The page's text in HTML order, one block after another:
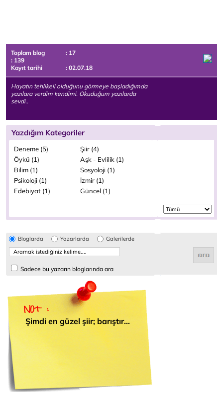
Toplam blog
: 17
: 139
Kayıt tarihi
: 02.07.18
Hayatın tehlikeli olduğunu görmeye başladığımda
yazılara verdim kendimi. Okuduğum yazılarda
sevdi..
Yazdığım Kategoriler
Deneme (5)
Şiir (4)
Öykü (1)
Aşk - Evlilik (1)
Bilim (1)
Sosyoloji (1)
Psikoloji (1)
İzmir (1)
Edebiyat (1)
Güncel (1)
Bloglarda Yazarlarda Galerilerde
Sadece bu yazarın bloglarında ara
Şimdi en güzel şiir; barıştır...